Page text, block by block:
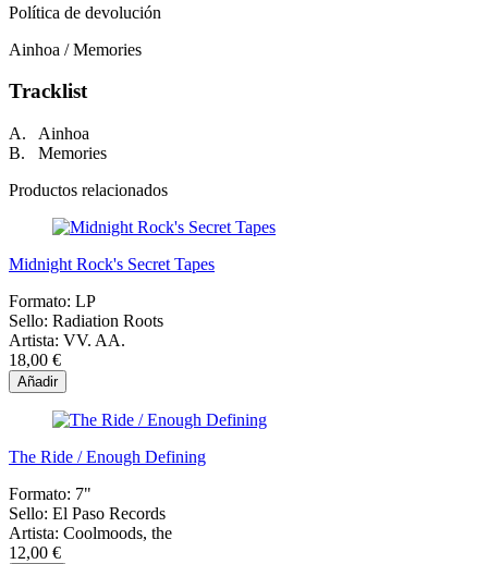
Política de devolución
Ainhoa / Memories
Tracklist
A. Ainhoa
B. Memories
Productos relacionados
Midnight Rock's Secret Tapes
Formato: LP
Sello: Radiation Roots
Artista: VV. AA.
18,00 €
Añadir
The Ride / Enough Defining
Formato: 7"
Sello: El Paso Records
Artista: Coolmoods, the
12,00 €